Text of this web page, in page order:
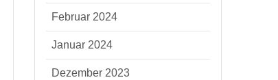
Februar 2024
Januar 2024
Dezember 2023